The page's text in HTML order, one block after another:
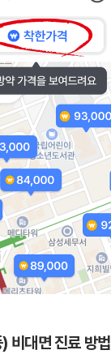
비대면 진료 방법